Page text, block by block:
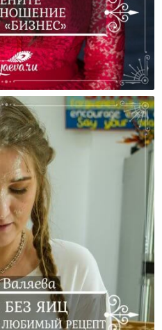
К Слову «бизнес»